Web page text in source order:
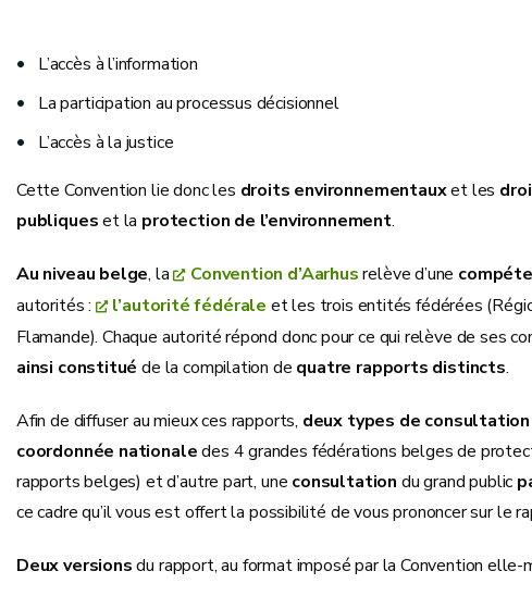
L’accès à l’information
La participation au processus décisionnel
L’accès à la justice
Cette Convention lie donc les droits environnementauxet les
publiqueset la protection de l’environnement.
Au niveau belge, la Convention d’Aarhusrelève d’une
autorités :
l’autorité fédérale et les trois entités fédérées
Flamande). Chaque autorité répond donc pour ce qui relève de ses
ainsi constitué de la compilation de quatre rapports distincts.
Afin de diffuser au mieux ces rapports, deux types de
coordonnée nationaledes 4 grandes fédérations belges de
rapports belges) et d’autre part, une consultation du grand public
ce cadre qu’il vous est offert la possibilité de vous prononcer sur le
Deux versionsdu rapport, au format imposé par la Convention elle-